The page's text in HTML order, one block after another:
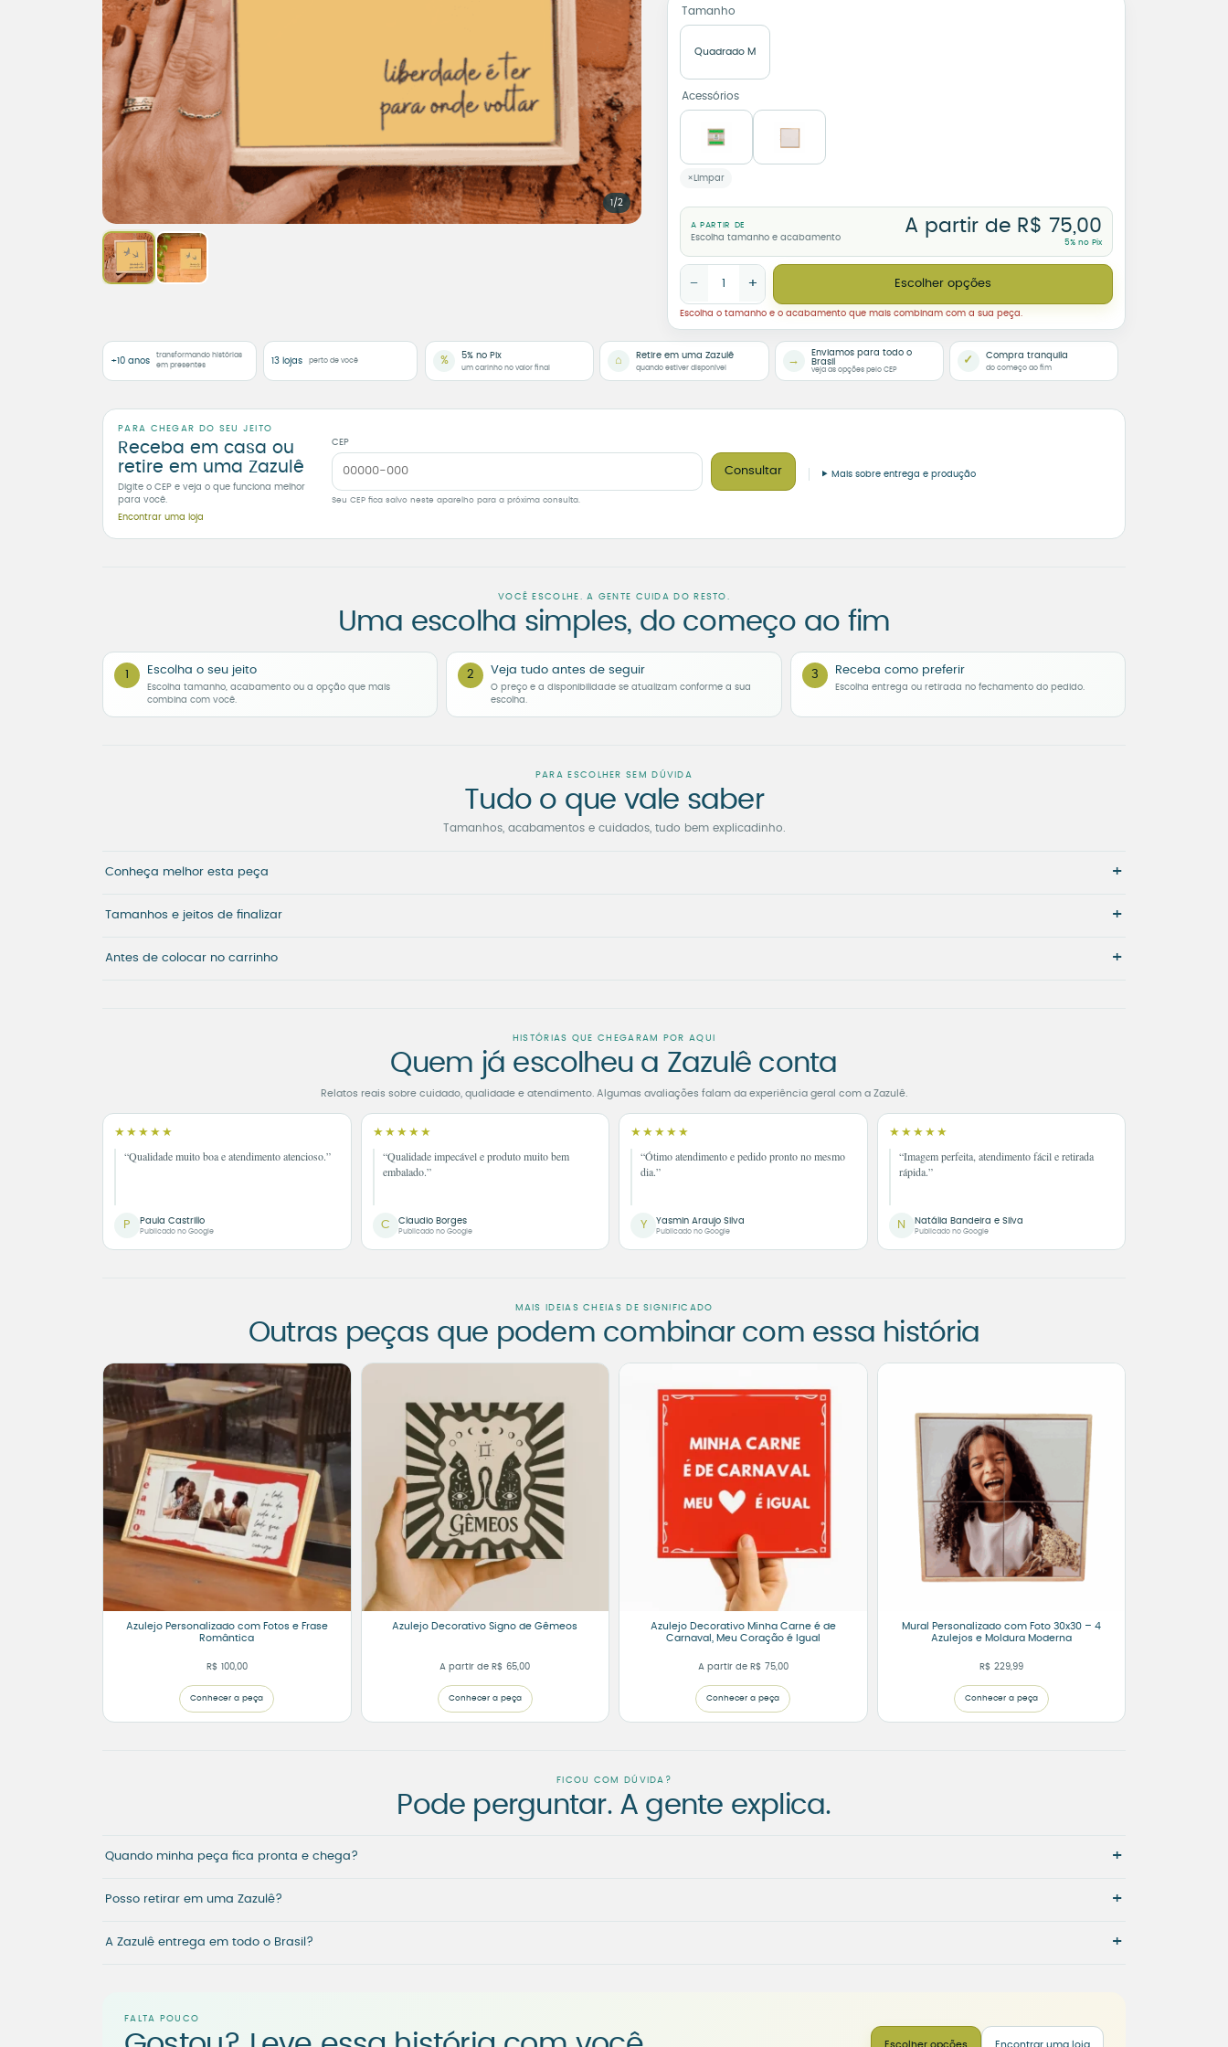
1/2
Tamanho
Quadrado M
Acessórios
Limpar
A PARTIR DE
Escolha tamanho e acabamento
A partir de R$ 75,00
5% no Pix
Azulejo Decorativo Liberdade é Ter para Onde Voltar – Aves Voando quantidade
− + Escolher opções
Escolha o tamanho e o acabamento que mais combinam com a sua peça.
+10 anos
transformando histórias
em presentes
13 lojas perto de você % 5% no Pix
um carinho no valor final
⌂ Retire em uma Zazulê
quando estiver disponível
→
Enviamos para todo o
Brasil
veja as opções pelo CEP
✓ Compra tranquila
do começo ao fim
PARA CHEGAR DO SEU JEITO
Receba em casa ou
retire em uma Zazulê
Digite o CEP e veja o que funciona melhor
para você.
Encontrar uma loja
CEP
Consultar
Seu CEP fica salvo neste aparelho para a próxima consulta.
Mais sobre entrega e produção
VOCÊ ESCOLHE. A GENTE CUIDA DO RESTO.
Uma escolha simples, do começo ao fim
1 Escolha o seu jeito
Escolha tamanho, acabamento ou a opção que mais
combina com você.
2 Veja tudo antes de seguir
O preço e a disponibilidade se atualizam conforme a sua
escolha.
3 Receba como preferir
Escolha entrega ou retirada no fechamento do pedido.
PARA ESCOLHER SEM DÚVIDA
Tudo o que vale saber
Tamanhos, acabamentos e cuidados, tudo bem explicadinho.
Conheça melhor esta peça +
Tamanhos e jeitos de finalizar +
Antes de colocar no carrinho +
HISTÓRIAS QUE CHEGARAM POR AQUI
Quem já escolheu a Zazulê conta
Relatos reais sobre cuidado, qualidade e atendimento. Algumas avaliações falam da experiência geral com a Zazulê.
★★★★★
“Qualidade muito boa e atendimento atencioso.”
P Paula Castrillo
Publicado no Google
★★★★★
“Qualidade impecável e produto muito bem
embalado.”
C Claudio Borges
Publicado no Google
★★★★★
“Ótimo atendimento e pedido pronto no mesmo
dia.”
Y Yasmin Araujo Silva
Publicado no Google
★★★★★
“Imagem perfeita, atendimento fácil e retirada
rápida.”
N Natália Bandeira e Silva
Publicado no Google
MAIS IDEIAS CHEIAS DE SIGNIFICADO
Outras peças que podem combinar com essa história
Azulejo Personalizado com Fotos e Frase
Romântica
R$ 100,00
Conhecer a peça
Azulejo Decorativo Signo de Gêmeos
A partir de R$ 65,00
Conhecer a peça
Azulejo Decorativo Minha Carne é de
Carnaval, Meu Coração é Igual
A partir de R$ 75,00
Conhecer a peça
Mural Personalizado com Foto 30x30 – 4
Azulejos e Moldura Moderna
R$ 229,99
Conhecer a peça
FICOU COM DÚVIDA?
Pode perguntar. A gente explica.
Quando minha peça fica pronta e chega? +
Posso retirar em uma Zazulê? +
A Zazulê entrega em todo o Brasil? +
FALTA POUCO
Escolher opções Encontrar uma loja